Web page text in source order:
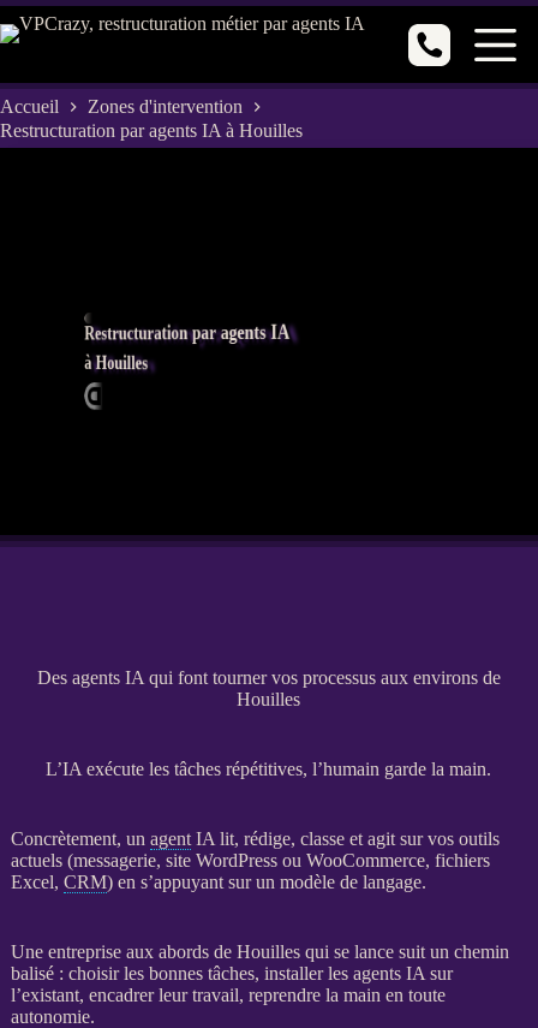
Passer
au
Accueil
Zones d'intervention
Restructuration par agents IA à Houilles
Restructuration par agents IA
à Houilles
Des agents IA qui font tourner vos processus aux environs de
Houilles
L’IA exécute les tâches répétitives, l’humain garde la main.
Concrètement, un agent IA lit, rédige, classe et agit sur vos outils
actuels (messagerie, site WordPressou WooCommerce, fichiers
Excel, CRM) en s’appuyant sur un modèle de langage.
Une entreprise aux abords de Houilles qui se lance suit un chemin
balisé : choisir les bonnes tâches, installer les agents IA sur
l’existant, encadrer leur travail, reprendre la main en toute
autonomie.